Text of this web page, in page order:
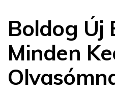
Boldog Új
Minden